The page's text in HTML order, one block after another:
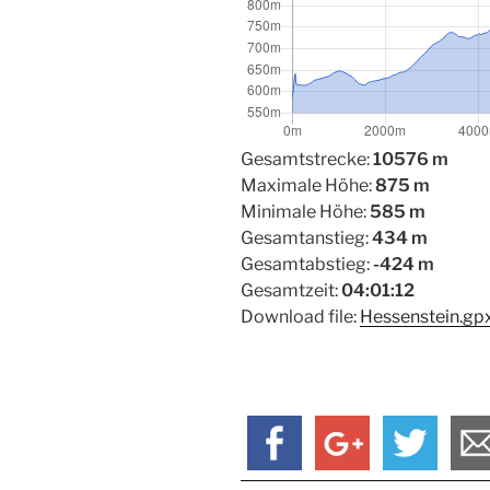
Gesamtstrecke:10576 m
Maximale Höhe:875 m
Minimale Höhe:585 m
Gesamtanstieg:434 m
Gesamtabstieg:-424 m
Gesamtzeit:04:01:12
Download file: